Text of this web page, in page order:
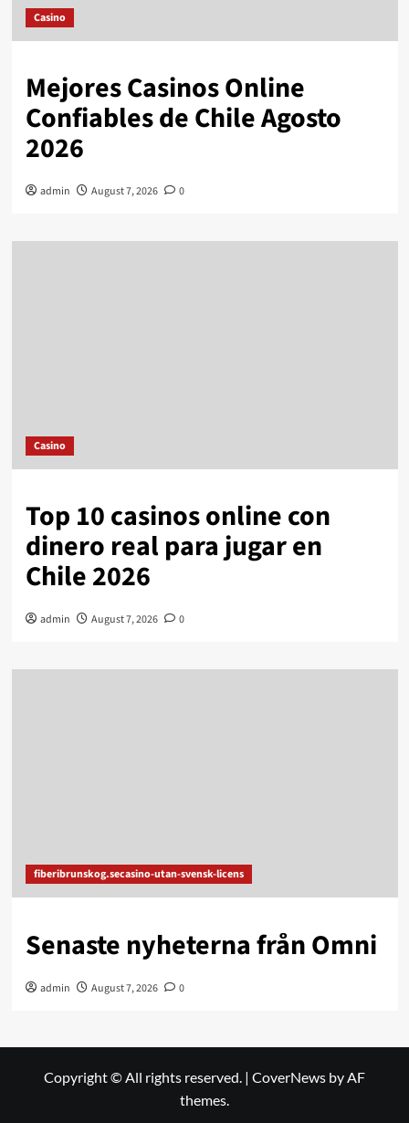
Casino
Mejores Casinos Online
Confiables de Chile Agosto
2026
admin August 7, 2026 0
Casino
Top 10 casinos online con
dinero real para jugar en
Chile 2026
admin August 7, 2026 0
fiberibrunskog.secasino-utan-svensk-licens
Senaste nyheterna från Omni
admin August 7, 2026 0
Copyright © All rights reserved. | CoverNews by AF
themes.